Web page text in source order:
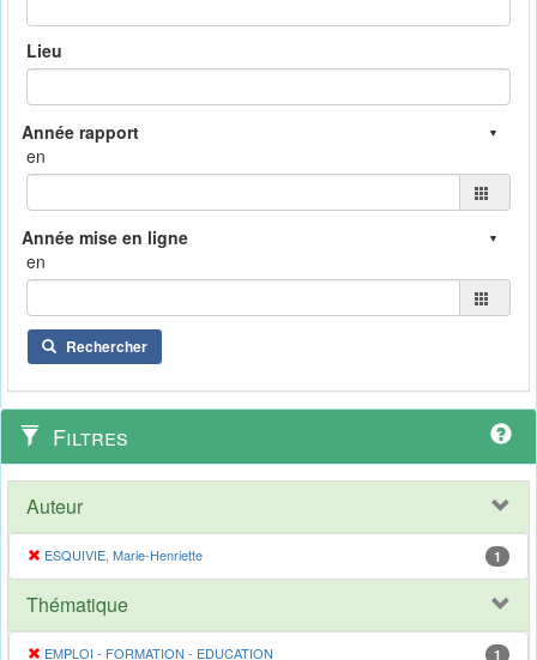
Lieu
en
en
Rechercher
Filtres
Auteur
ESQUIVIE, Marie-Henriette 1
Thématique
EMPLOI - FORMATION - EDUCATION 1